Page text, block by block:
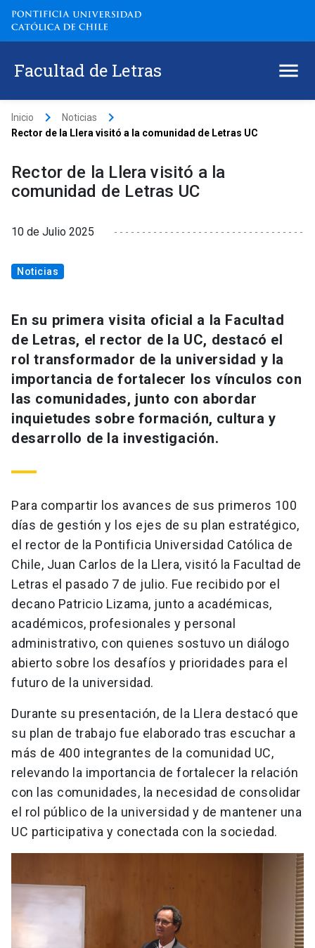
Facultad de Letras
Inicio keyboard_arrow_right Noticias keyboard_arrow_right
Rector de la Llera visitó a la comunidad de Letras UC
Rector de la Llera visitó a la
comunidad de Letras UC
10 de Julio 2025
Noticias
En su primera visita oficial a la Facultad
de Letras, el rector de la UC, destacó el
rol transformador de la universidad y la
importancia de fortalecer los vínculos con
las comunidades, junto con abordar
inquietudes sobre formación, cultura y
desarrollo de la investigación.
Para compartir los avances de sus primeros 100
días de gestión y los ejes de su plan estratégico,
el rector de la Pontificia Universidad Católica de
Chile, Juan Carlos de la Llera, visitó la Facultad de
Letras el pasado 7 de julio. Fue recibido por el
decano Patricio Lizama, junto a académicas,
académicos, profesionales y personal
administrativo, con quienes sostuvo un diálogo
abierto sobre los desafíos y prioridades para el
futuro de la universidad.
Durante su presentación, de la Llera destacó que
su plan de trabajo fue elaborado tras escuchar a
más de 400 integrantes de la comunidad UC,
relevando la importancia de fortalecer la relación
con las comunidades, la necesidad de consolidar
el rol público de la universidad y de mantener una
UC participativa y conectada con la sociedad.